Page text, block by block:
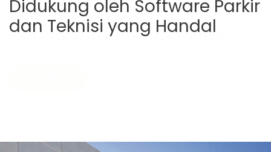
Didukung oleh Software Parkir
dan Teknisi yang Handal